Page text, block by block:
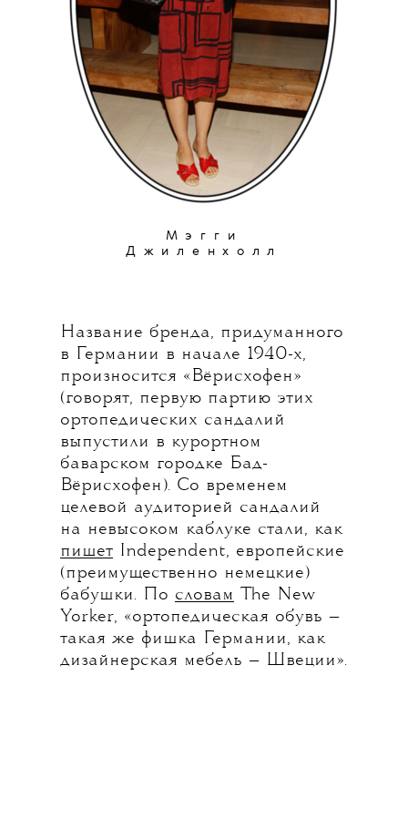
Мэгги
Джиленхолл
Название бренда, придуманного
в Германии в начале 1940-х,
произносится «Вёрисхофен»
(говорят, первую партию этих
ортопедических сандалий
выпустили в курортном
баварском городке Бад-
Вёрисхофен). Со временем
целевой аудиторией сандалий
на невысоком каблуке стали, как
пишет Independent, европейские
(преимущественно немецкие)
бабушки. По словам
The New
Yorker, «ортопедическая обувь —
такая же фишка Германии, как
дизайнерская мебель — Швеции».